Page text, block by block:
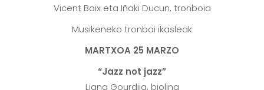
Vicent Boix eta Iñaki Ducun, tronboia
Musikeneko tronboi ikasleak
MARTXOA 25 MARZO
“Jazz not jazz”
Liana Gourdjia, biolina